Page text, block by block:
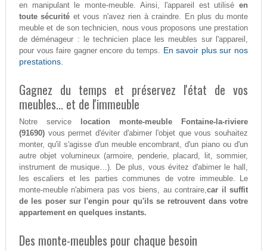
en manipulant le monte-meuble. Ainsi, l'appareil est utiliséen
toute sécurité et vous n'avez rien à craindre. En plus du monte
meuble et de son technicien, nous vous proposons une prestation
de déménageur : le technicien place les meubles sur l'appareil,
pour vous faire gagner encore du temps. En savoir plus sur nos
prestations.
Gagnez du temps et préservez l'état de vos
meubles... et de l'immeuble
Notre service
location monte-meuble Fontaine-la-riviere
(91690)vous permet d'éviter d'abimer l'objet que vous souhaitez
monter, qu'il s'agisse d'un meuble encombrant, d'un piano ou d'un
autre objet volumineux (armoire, penderie, placard, lit, sommier,
instrument de musique…). De plus, vous évitez d'abimer le hall,
les escaliers et les parties communes de votre immeuble. Le
monte-meuble n'abimera pas vos biens, au contraire,car il suffit
de les poser sur l'engin pour qu'ils se retrouvent dans votre
appartement en quelques instants.
Des monte-meubles pour chaque besoin